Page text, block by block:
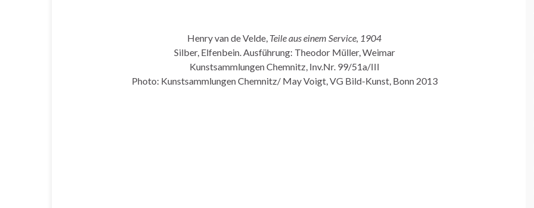
Henry van de Velde, Teile aus einem Service, 1904
Silber, Elfenbein. Ausführung: Theodor Müller, Weimar
Kunstsammlungen Chemnitz, Inv.Nr. 99/51a/III
Photo: Kunstsammlungen Chemnitz/ May Voigt, VG Bild-Kunst, Bonn 2013